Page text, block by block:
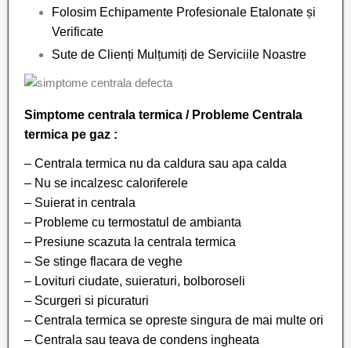
Folosim Echipamente Profesionale Etalonate și
Verificate
Sute de Clienți Mulțumiți de Serviciile Noastre
Simptome centrala termica / Probleme Centrala
termica pe gaz :
– Centrala termica nu da caldura sau apa calda
– Nu se incalzesc caloriferele
– Suierat in centrala
– Probleme cu termostatul de ambianta
– Presiune scazuta la centrala termica
– Se stinge flacara de veghe
– Lovituri ciudate, suieraturi, bolboroseli
– Scurgeri si picuraturi
– Centrala termica se opreste singura de mai multe ori
– Centrala sau teava de condens ingheata